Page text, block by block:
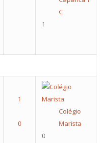
C
1
Colégio
Marista
0